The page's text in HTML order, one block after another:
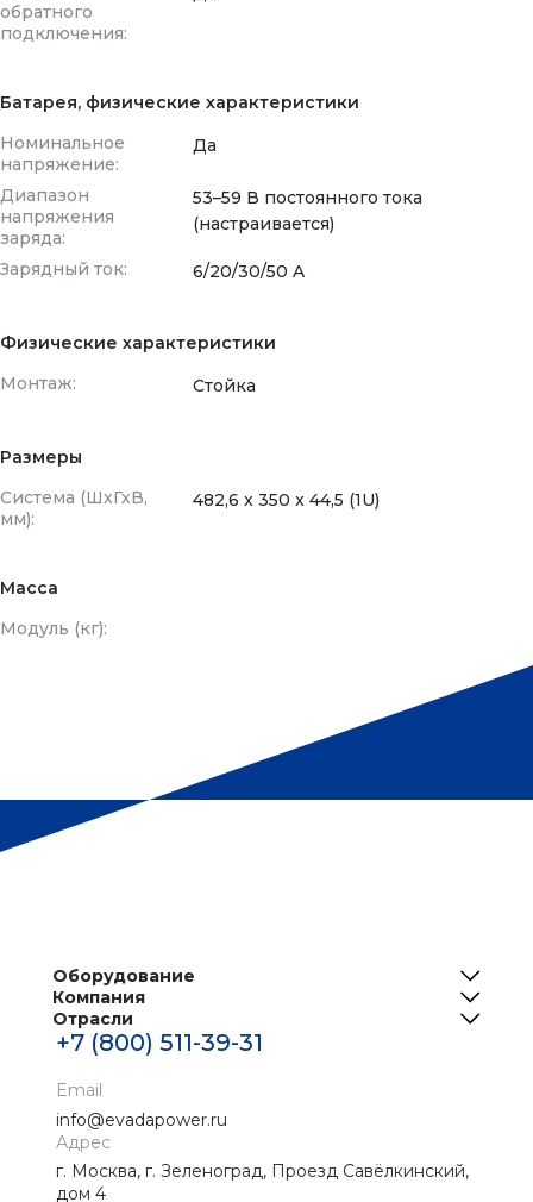
обратного
подключения:
Батарея, физические характеристики
Номинальное
напряжение:
Да
Диапазон
напряжения
заряда:
53–59 В постоянного тока
(настраивается)
Зарядный ток: 6/20/30/50 A
Физические характеристики
Монтаж:
Стойка
Размеры
Система (ШхГхВ,
мм):
482,6 x 350 x 44,5 (1U)
Масса
Модуль (кг):
Оборудование
ИБП
Решения для телеком
Компания
О нас
Реализованные проекты
Новости
Контакты
Скачать материалы
Отрасли
Центры обработки данных
Банки
Промышленные ИБП
Медицина
Нефтегаз
+7 (800) 511-39-31
Email
info@evadapower.ru
Адрес
г. Москва, г. Зеленоград, Проезд Савёлкинский,
дом 4